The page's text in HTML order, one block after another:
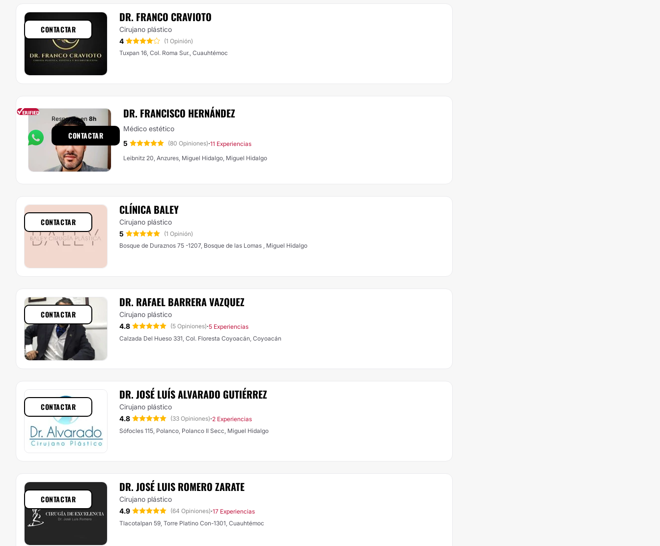
DR. FRANCO CRAVIOTO
Cirujano plástico
4
(1 Opinión)
Tuxpan 16, Col. Roma Sur., Cuauhtémoc
CONTACTAR
DR. FRANCISCO HERNÁNDEZ
Médico estético
5
(80 Opiniones)·11 Experiencias
Leibnitz 20, Anzures, Miguel Hidalgo, Miguel Hidalgo
Responde en 8h
CONTACTAR
CLÍNICA BALEY
Cirujano plástico
5
(1 Opinión)
Bosque de Duraznos 75 -1207, Bosque de las Lomas , Miguel Hidalgo
CONTACTAR
DR. RAFAEL BARRERA VAZQUEZ
Cirujano plástico
4.8
(5 Opiniones)·5 Experiencias
Calzada Del Hueso 331, Col. Floresta Coyoacán, Coyoacán
CONTACTAR
DR. JOSÉ LUÍS ALVARADO GUTIÉRREZ
Cirujano plástico
4.8
(33 Opiniones)·2 Experiencias
Sófocles 115, Polanco, Polanco II Secc, Miguel Hidalgo
CONTACTAR
DR. JOSÉ LUIS ROMERO ZARATE
Cirujano plástico
4.9
(64 Opiniones)·17 Experiencias
Tlacotalpan 59, Torre Platino Con-1301, Cuauhtémoc
CONTACTAR